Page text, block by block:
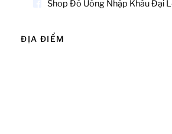
Shop Đồ Uống Nhập Khẩu Đại
ĐỊA ĐIỂM